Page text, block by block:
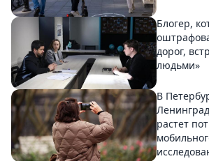
Блогер,
дорог,
людьми»
В
растет